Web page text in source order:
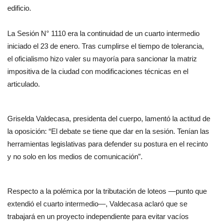
edificio.
La Sesión N° 1110 era la continuidad de un cuarto intermedio
iniciado el 23 de enero. Tras cumplirse el tiempo de tolerancia,
el oficialismo hizo valer su mayoría para sancionar la matriz
impositiva de la ciudad con modificaciones técnicas en el
articulado.
Griselda Valdecasa, presidenta del cuerpo, lamentó la actitud de
la oposición: “El debate se tiene que dar en la sesión. Tenían las
herramientas legislativas para defender su postura en el recinto
y no solo en los medios de comunicación”.
Respecto a la polémica por la tributación de loteos —punto que
extendió el cuarto intermedio—, Valdecasa aclaró que se
trabajará en un proyecto independiente para evitar vacíos